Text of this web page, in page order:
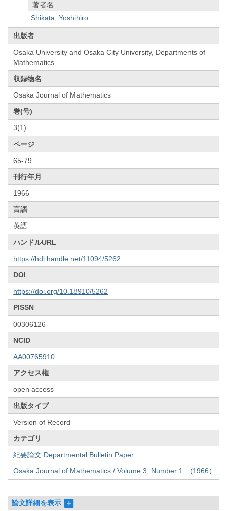
著者名
Shikata, Yoshihiro
出版者
Osaka University and Osaka City University, Departments of
Mathematics
収録物名
Osaka Journal of Mathematics
巻(号)
3(1)
ページ
65-79
刊行年月
1966
言語
英語
ハンドルURL
https://hdl.handle.net/11094/5262
DOI
https://doi.org/10.18910/5262
PISSN
00306126
NCID
AA00765910
アクセス権
open access
出版タイプ
Version of Record
カテゴリ
紀要論文 Departmental Bulletin Paper
Osaka Journal of Mathematics / Volume 3, Number 1 (1966）
論文詳細を表示